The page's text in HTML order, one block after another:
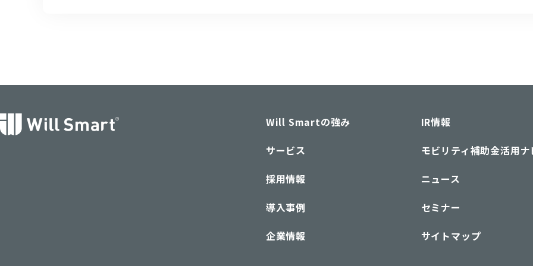
Will Smartの強み
IR情報
サービス
モビリティ補助金活用ナ
採用情報
ニュース
導入事例
セミナー
企業情報
サイトマップ